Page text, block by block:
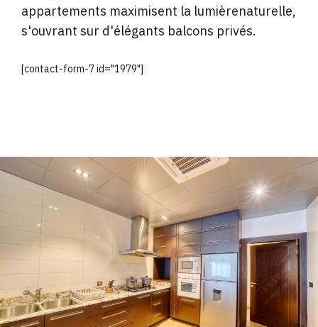
appartements maximisent la lumièrenaturelle,
s'ouvrant sur d'élégants balcons privés.
[contact-form-7 id="1979"]